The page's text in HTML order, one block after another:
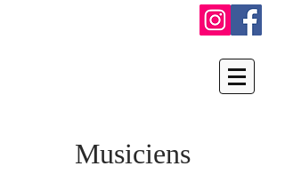
Musiciens